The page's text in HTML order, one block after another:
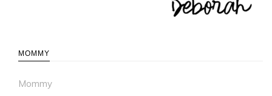
MOMMY
Mommy